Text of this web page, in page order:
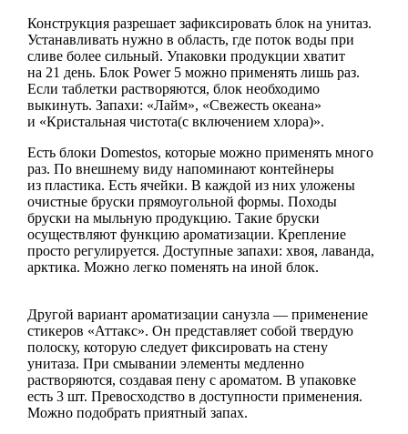
Конструкция разрешает зафиксировать блок на унитаз.
Устанавливать нужно в область, где поток воды при
сливе более сильный. Упаковки продукции хватит
на 21 день. Блок Power 5 можно применять лишь раз.
Если таблетки растворяются, блок необходимо
выкинуть. Запахи: «Лайм», «Свежесть океана»
и «Кристальная чистота(с включением хлора)».
Есть блоки Domestos, которые можно применять много
раз. По внешнему виду напоминают контейнеры
из пластика. Есть ячейки. В каждой из них уложены
очистные бруски прямоугольной формы. Походы
бруски на мыльную продукцию. Такие бруски
осуществляют функцию ароматизации. Крепление
просто регулируется. Доступные запахи: хвоя, лаванда,
арктика. Можно легко поменять на иной блок.
Другой вариант ароматизации санузла — применение
стикеров «Аттакс». Он представляет собой твердую
полоску, которую следует фиксировать на стену
унитаза. При смывании элементы медленно
растворяются, создавая пену с ароматом. В упаковке
есть 3 шт. Превосходство в доступности применения.
Можно подобрать приятный запах.